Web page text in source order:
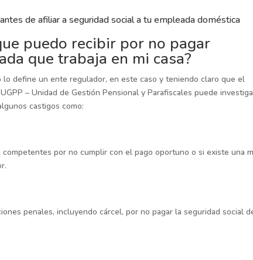
de afiliar a seguridad social a tu empleada doméstica
puedo recibir por no pagar
que trabaja en mi casa?
define un ente regulador, en este caso y teniendo claro que el
– Unidad de Gestión Pensional y Parafiscales puede
castigos como:
por no cumplir con el pago oportuno o si existe una
penales, incluyendo cárcel, por no pagar la seguridad social